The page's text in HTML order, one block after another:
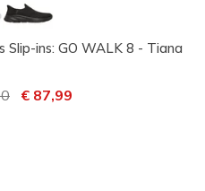
Slip-ins: GO WALK 8 - Tiana
van
naar
€ 87,99